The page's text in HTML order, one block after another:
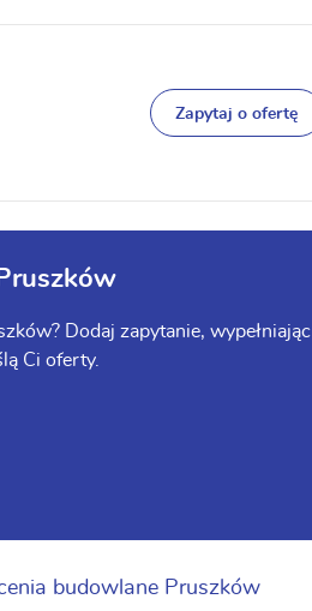
Zapytaj o ofertę
Dodaj zapytanie, wypełniając
Ci oferty.
budowlane Pruszków